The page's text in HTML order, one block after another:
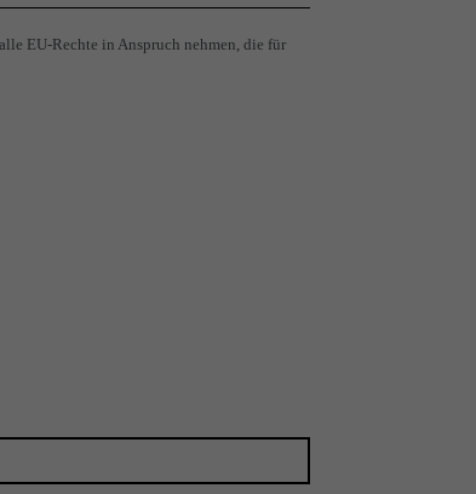
EU-Rechte in Anspruch nehmen, die für